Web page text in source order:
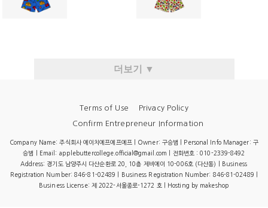
더보기 ▼
Terms of Use
Privacy Policy
Confirm Entrepreneur Information
Company Name: 주식회사 에이치에프에프에프 | Owner: 구승범 | Personal Info Manager: 구
승범 | Email: applebuttercollege.official@gmail.com | 전화번호 : 010-2339-8492
Address: 경기도 남양주시 다산순환로 20, 10층 제비에이 10-006호 (다산동) | Business
Registration Number: 846-81-02489 | Business Registration Number: 846-81-02489
Business License: 제 2022-서울종로-1272 호 | Hosting by makeshop